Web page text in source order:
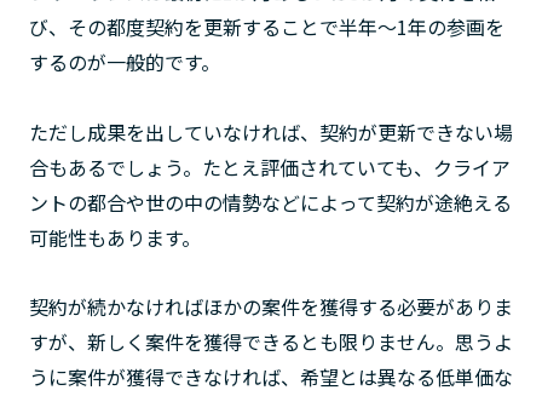
び、その都度契約を更新することで半年～1年の参画を
するのが一般的です。
ただし成果を出していなければ、契約が更新できない場
合もあるでしょう。たとえ評価されていても、クライア
ントの都合や世の中の情勢などによって契約が途絶える
可能性もあります。
契約が続かなければほかの案件を獲得する必要がありま
すが、新しく案件を獲得できるとも限りません。思うよ
うに案件が獲得できなければ、希望とは異なる低単価な